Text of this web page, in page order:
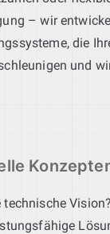
– wir
die
und
technische